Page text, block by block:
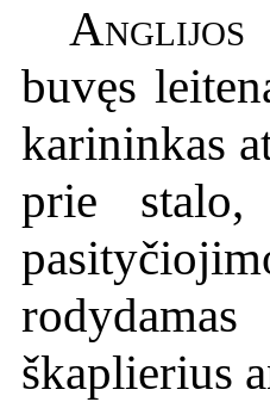
Anglijos
buvęs
karininkas
prie
škaplierius